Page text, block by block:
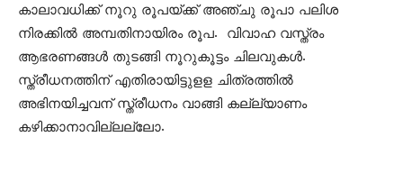
കാലാവധിക്ക് നൂറു രൂപയ്ക്ക് അഞ്ചു രൂപാ പലിശ
നിരക്കിൽ അമ്പതിനായിരം രൂപ. വിവാഹ വസ്ത്രം
ആഭരണങ്ങൾ തുടങ്ങി നൂറുകൂട്ടം ചിലവുകൾ.
സ്ത്രീധനത്തിന് എതിരായിട്ടുളള ചിത്രത്തിൽ
അഭിനയിച്ചവന് സ്ത്രീധനം വാങ്ങി കല്ല്യാണം
കഴിക്കാനാവില്ലല്ലോ.